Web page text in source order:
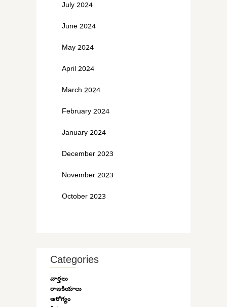
July 2024
June 2024
May 2024
April 2024
March 2024
February 2024
January 2024
December 2023
November 2023
October 2023
Categories
వార్తలు
రాజకీయాలు
ఆరోగ్యం